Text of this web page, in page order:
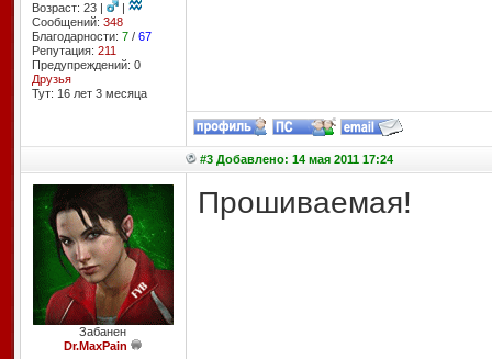
Возраст: 23 |
|
Сообщений: 348
Благодарности: 7/ 67
Репутация: 211
Предупреждений: 0
Друзья
Тут: 16 лет 3 месяцa
#3 Добавлено: 14 мая 2011 17:24
Забанен
Dr.MaxPain
Прошиваемая!